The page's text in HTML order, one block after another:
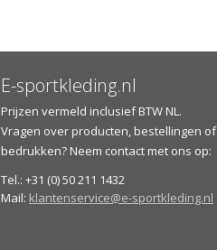
E-sportkleding.nl
Prijzen vermeld inclusief BTW NL.
Vragen over producten, bestellingen of
bedrukken? Neem contact met ons op:
Tel.: +31 (0) 50 211 1432
Mail: klantenservice@e-sportkleding.nl